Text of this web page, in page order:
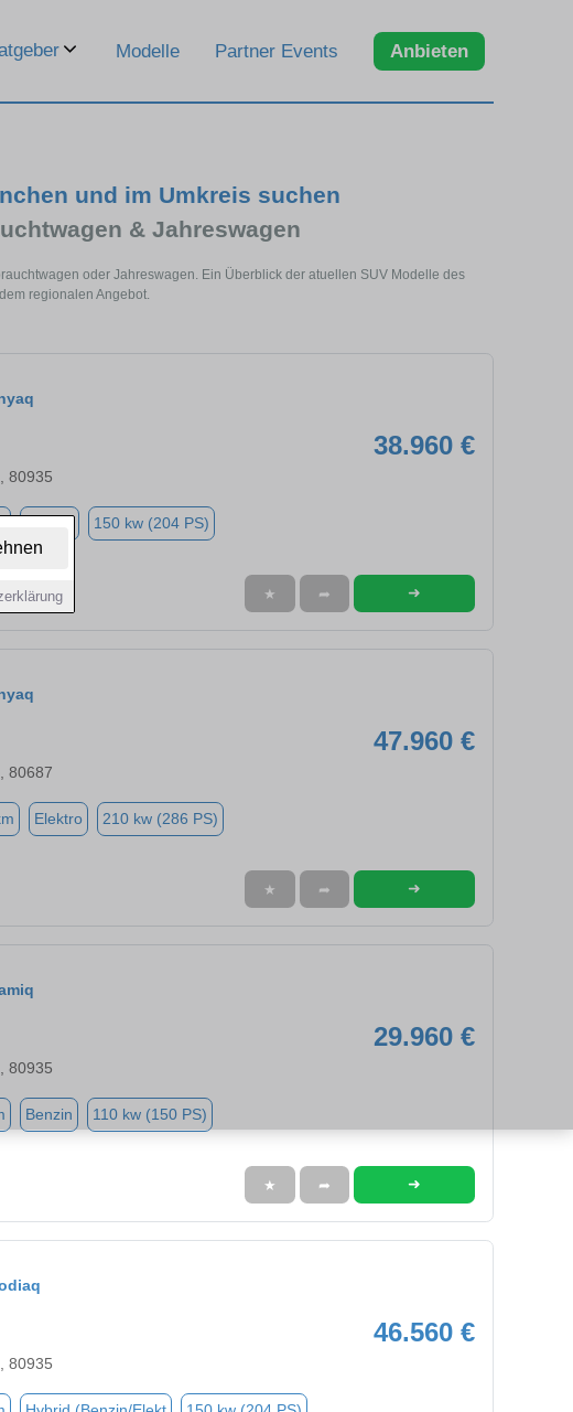
Modelle Partner Events Anbieten
und im Umkreis suchen
& Jahreswagen
oder Jahreswagen. Ein Überblick der atuellen SUV Modelle des
regionalen Angebot.
38.960 €
80935
Elektro 150 kw (204 PS)
★ ➦ ➜
47.960 €
80687
Elektro 210 kw (286 PS)
★ ➦ ➜
29.960 €
80935
Benzin 110 kw (150 PS)
★ ➦ ➜
46.560 €
80935